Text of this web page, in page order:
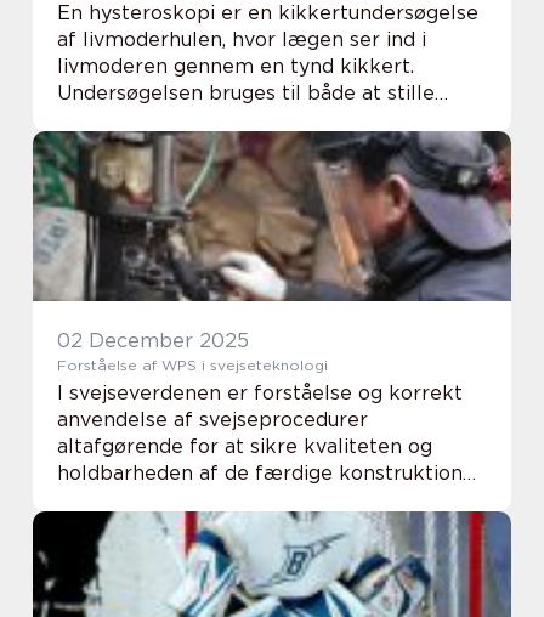
En hysteroskopi er en kikkertundersøgelse
af livmoderhulen, hvor lægen ser ind i
livmoderen gennem en tynd kikkert.
Undersøgelsen bruges til både at stille
kvinder oplever bekymring, når de får
tilbudt en hyst...
02 December 2025
Forståelse af WPS i svejseteknologi
I svejseverdenen er forståelse og korrekt
anvendelse af svejseprocedurer
altafgørende for at sikre kvaliteten og
holdbarheden af de færdige konstruktioner.
Welding Procedure Specification, som ...